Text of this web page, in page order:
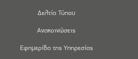
Δελτία Τύπου
Ανακοινώσεις
Εφημερίδα της Υπηρεσίας